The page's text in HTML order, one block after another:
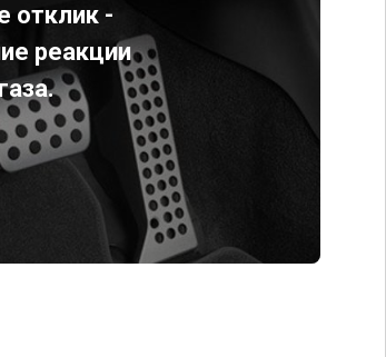
отклик -
реакции